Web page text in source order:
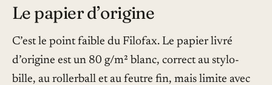
Le papier d’origine
C’est le point faible du Filofax. Le papier livré
d’origine est un 80 g/m² blanc, correct au stylo-
bille, au rollerball et au feutre fin, mais limite avec